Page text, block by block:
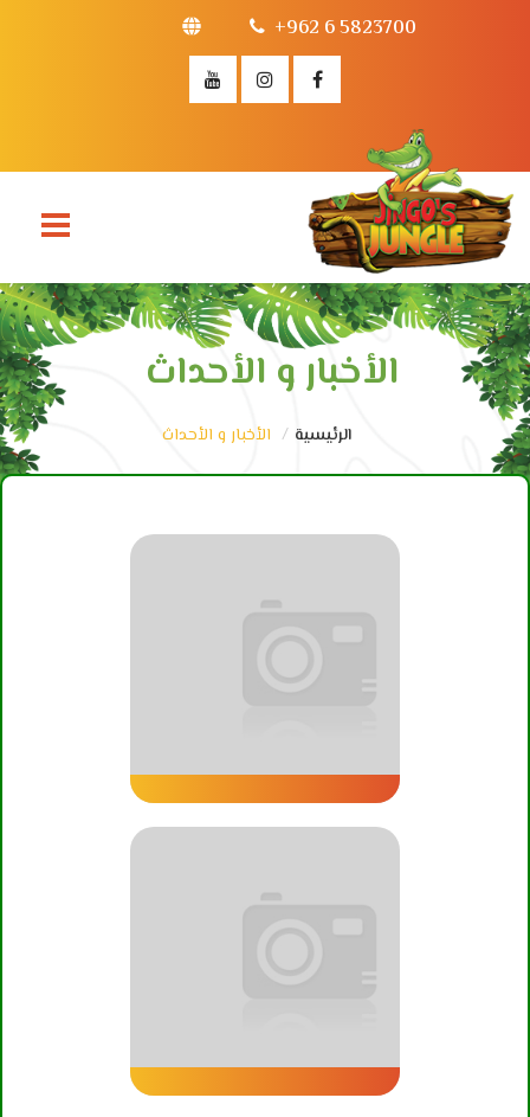
+962 6 5823700
الأخبار و الأحداث
الرئيسية الأخبار و الأحداث